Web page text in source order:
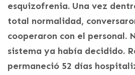
esquizofrenia. Una vez
total normalidad,
cooperaron con el personal.
sistema ya había decidido.
permaneció 52 días